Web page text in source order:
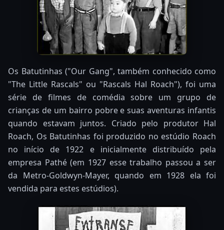
Os Batutinhas ("Our Gang", também conhecido como
"The Little Rascals" ou "Rascals Hal Roach"), foi uma
série de filmes de comédia sobre um grupo de
crianças de um bairro pobre e suas aventuras infantis
quando estavam juntos. Criado pelo produtor Hal
Roach, Os Batutinhas foi produzido no estúdio Roach
no início de 1922 e inicialmente distribuído pela
empresa Pathé (em 1927 esse trabalho passou a ser
da Metro-Goldwyn-Mayer, quando em 1928 ela foi
vendida para estes estúdios).